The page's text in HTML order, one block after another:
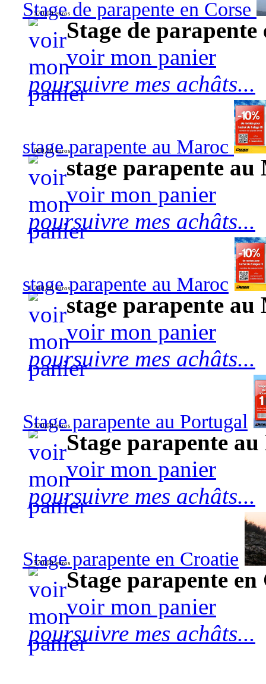
Stage de parapente en Corse
570,00 euros
Stage de
voir mon panier
poursuivre mes achâts...
stage parapente au Maroc
690,00 euros
stage parapente
voir mon panier
poursuivre mes achâts...
stage parapente au Maroc
1 240,00 euros
stage parapente au
voir mon panier
poursuivre mes achâts...
Stage parapente au Portugal
570,00 euros
Stage parapente
voir mon panier
poursuivre mes achâts...
Stage parapente en Croatie
570,00 euros
Stage parapente
voir mon panier
poursuivre mes achâts...